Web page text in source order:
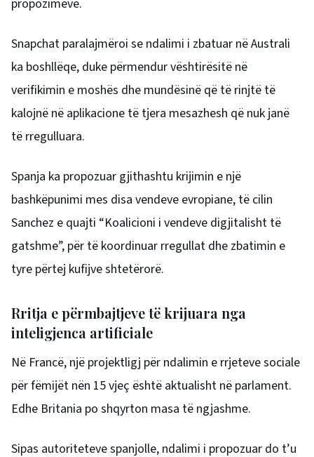
propozimeve.
Snapchat paralajmëroi se ndalimi i zbatuar në Australi
ka boshllëqe, duke përmendur vështirësitë në
verifikimin e moshës dhe mundësinë që të rinjtë të
kalojnë në aplikacione të tjera mesazhesh që nuk janë
të rregulluara.
Spanja ka propozuar gjithashtu krijimin e një
bashkëpunimi mes disa vendeve evropiane, të cilin
Sanchez e quajti “Koalicioni i vendeve digjitalisht të
gatshme”, për të koordinuar rregullat dhe zbatimin e
tyre përtej kufijve shtetërorë.
Rritja e përmbajtjeve të krijuara nga
inteligjenca artificiale
Në Francë, një projektligj për ndalimin e rrjeteve sociale
për fëmijët nën 15 vjeç është aktualisht në parlament.
Edhe Britania po shqyrton masa të ngjashme.
Sipas autoriteteve spanjolle, ndalimi i propozuar do t’u